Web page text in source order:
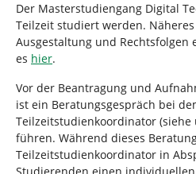
Der Masterstudiengang Digital
Teilzeit studiert werden.
Ausgestaltung und
es hier.
Vor der Beantragung und
ist ein Beratungsgespräch bei
Teilzeitstudienkoordinator
führen. Während dieses
Teilzeitstudienkoordinator in